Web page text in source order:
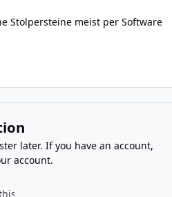
Stolpersteine meist per Software
later. If you have an account,
account.